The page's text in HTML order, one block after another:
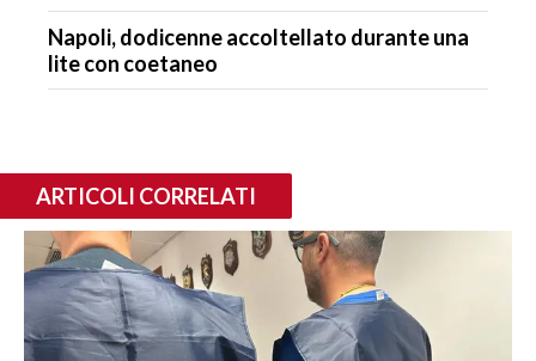
Napoli, dodicenne accoltellato durante una
lite con coetaneo
ARTICOLI CORRELATI